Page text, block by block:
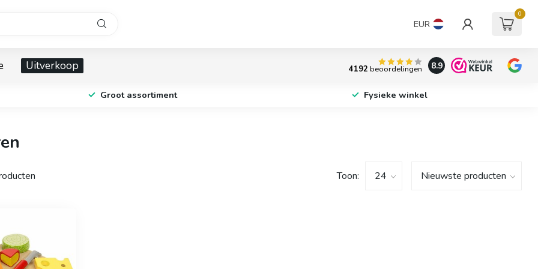
EUR
0
Uitverkoop 4192 beoordelingen 8.9
Groot assortiment Fysieke winkel
Toon: